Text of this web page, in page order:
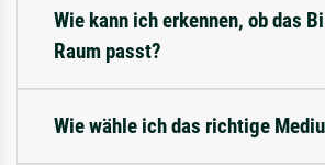
Wie kann ich erkennen, ob das
Raum passt?
Wie wähle ich das richtige